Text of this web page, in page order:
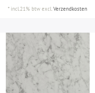
* incl.21% btw excl.Verzendkosten